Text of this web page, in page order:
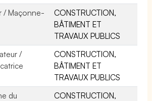
/ Maçonne-
CONSTRUCTION,
BÂTIMENT ET
TRAVAUX PUBLICS
/
CONSTRUCTION,
BÂTIMENT ET
TRAVAUX PUBLICS
du
CONSTRUCTION,